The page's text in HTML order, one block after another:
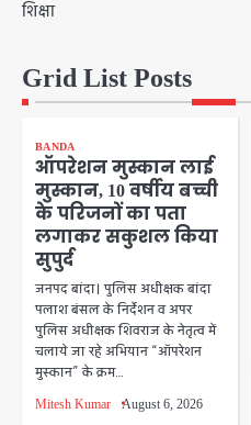
शिक्षा
Grid List Posts
BANDA
ऑपरेशन मुस्कान लाई
मुस्कान, 10 वर्षीय बच्ची
के परिजनों का पता
लगाकर सकुशल किया
सुपुर्द
जनपद बांदा। पुलिस अधीक्षक बांदा
पलाश बंसल के निर्देशन व अपर
पुलिस अधीक्षक शिवराज के नेतृत्व में
चलाये जा रहे अभियान “ऑपरेशन
मुस्कान” के क्रम…
Mitesh Kumar August 6, 2026